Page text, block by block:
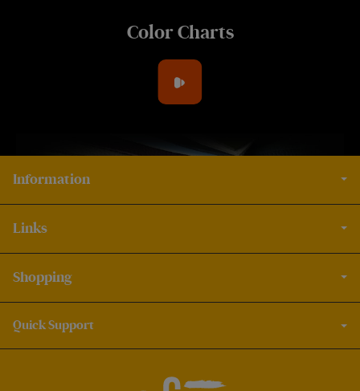
Color Charts
Information
Links
Shopping
Quick Support